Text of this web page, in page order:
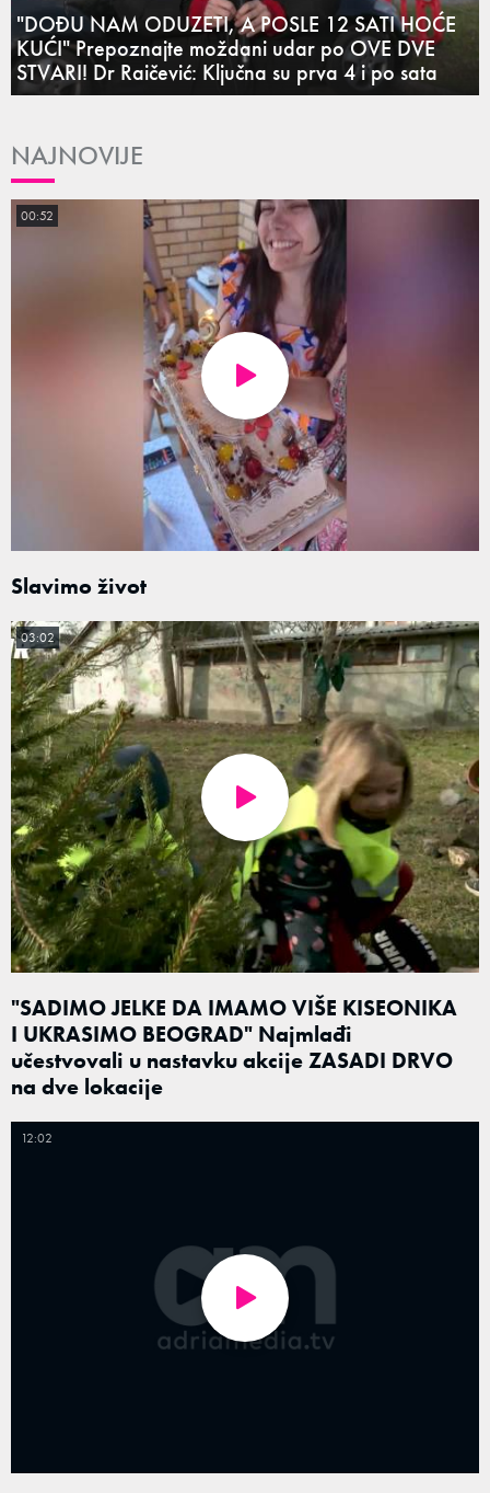
"DOĐU NAM ODUZETI, A POSLE 12 SATI HOĆE
KUĆI" Prepoznajte moždani udar po OVE DVE
STVARI! Dr Raičević: Ključna su prva 4 i po sata
NAJNOVIJE
Slavimo život
00:52
"SADIMO JELKE DA IMAMO VIŠE KISEONIKA
I UKRASIMO BEOGRAD" Najmlađi
učestvovali u nastavku akcije ZASADI DRVO
na dve lokacije
03:02
12:02